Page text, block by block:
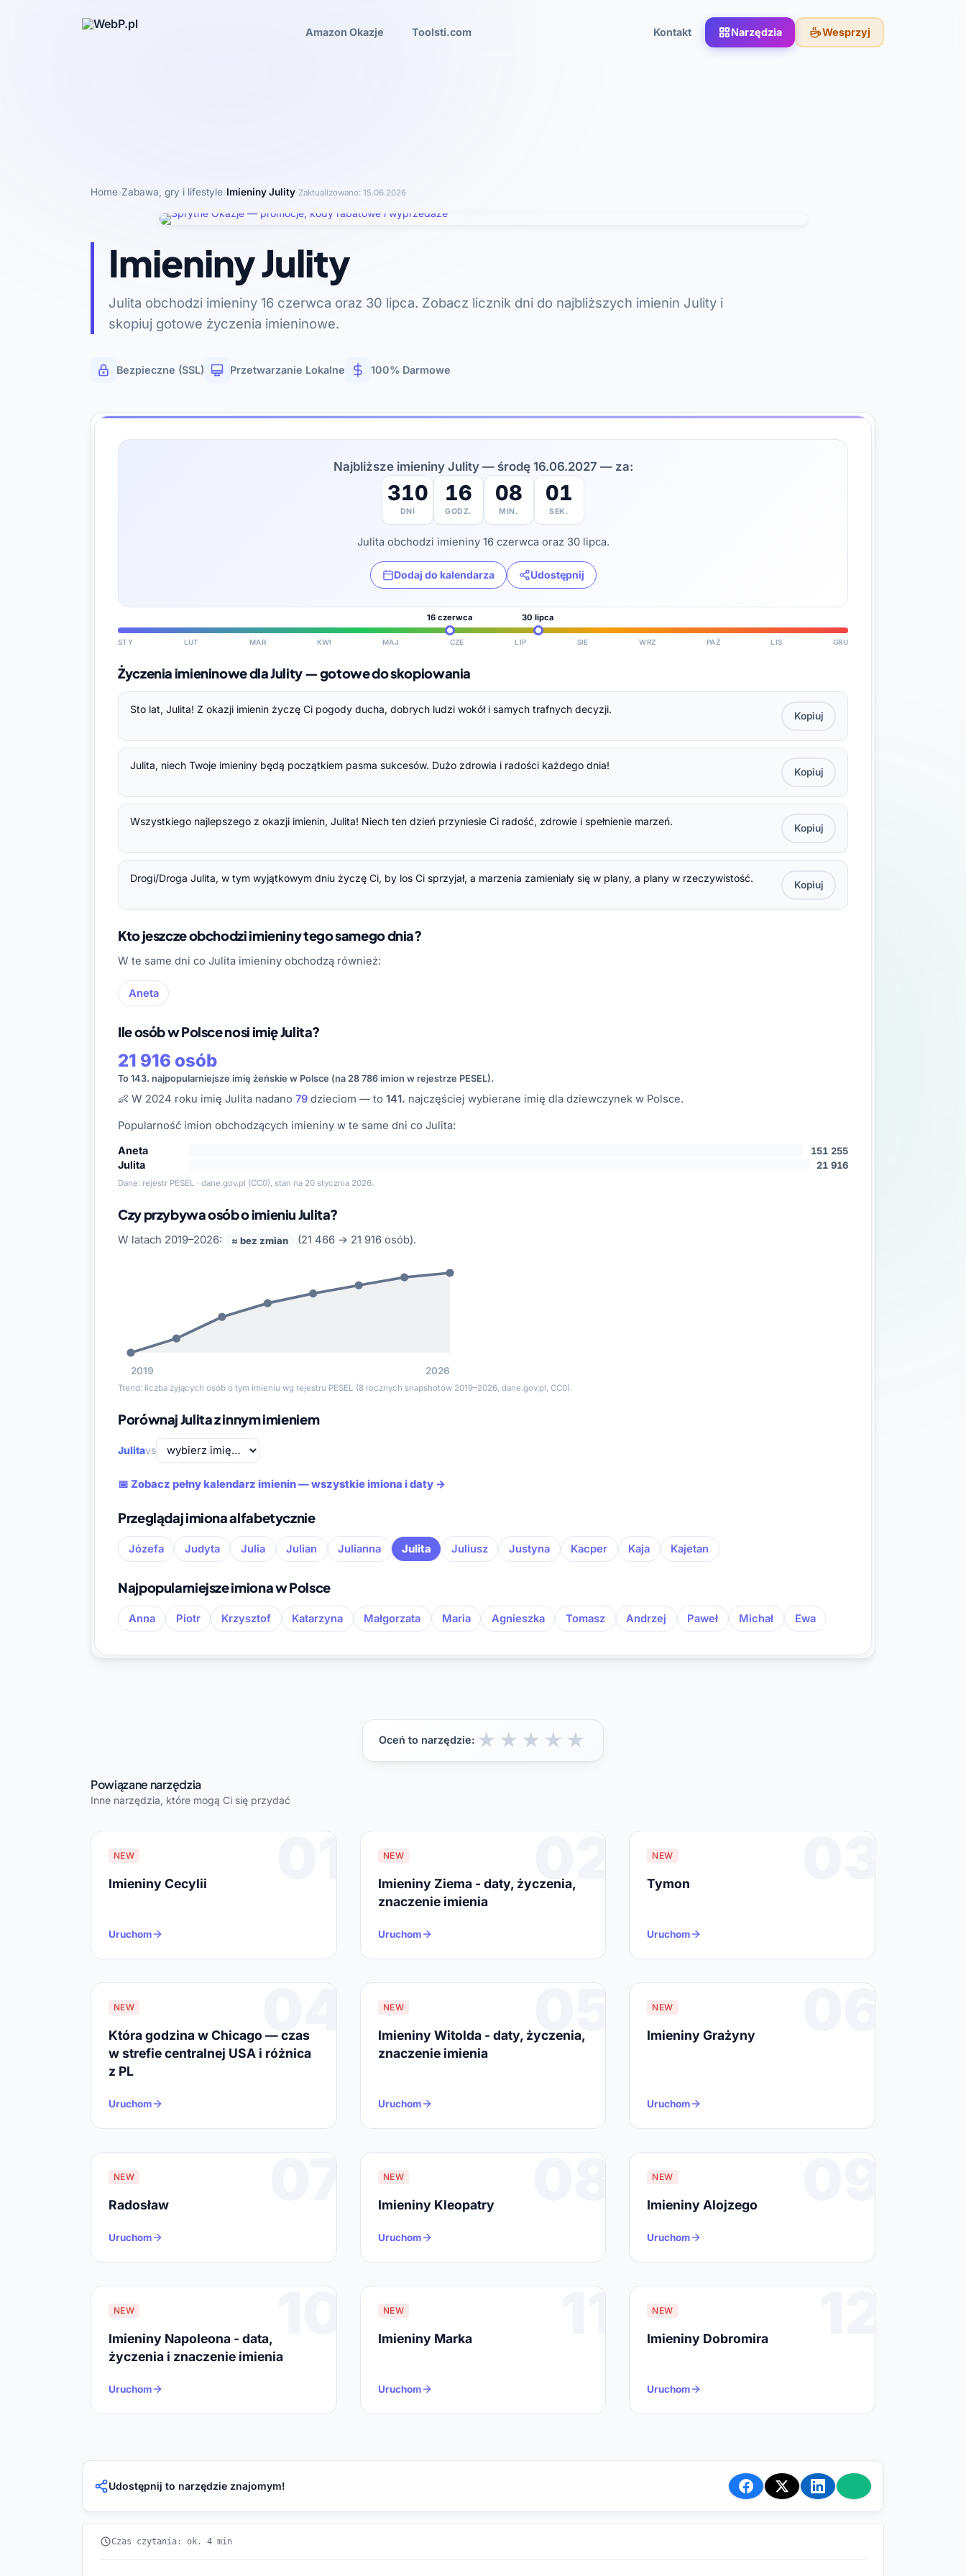
Amazon Okazje Toolsti.com Kontakt Narzędzia Wesprzyj
Home›Zabawa, gry i lifestyle›Imieniny Julity·Zaktualizowano: 15.06.2026
Imieniny Julity
Julita obchodzi imieniny 16 czerwca oraz 30 lipca. Zobacz licznik dni do najbliższych imienin Julity i
skopiuj gotowe życzenia imieninowe.
Bezpieczne (SSL) Przetwarzanie Lokalne 100% Darmowe
Najbliższe imieniny Julity — środę 16.06.2027 — za:
310
DNI
16
GODZ.
07
MIN.
59
SEK.
Julita obchodzi imieniny 16 czerwca oraz 30 lipca.
Dodaj do kalendarza Udostępnij
16 czerwca 30 lipca
STY LUT MAR KWI MAJ CZE LIP SIE WRZ PAŹ LIS GRU
Życzenia imieninowe dla Julity — gotowe do skopiowania
Sto lat, Julita! Z okazji imienin życzę Ci pogody ducha, dobrych ludzi wokół i samych trafnych decyzji.
Kopiuj
Julita, niech Twoje imieniny będą początkiem pasma sukcesów. Dużo zdrowia i radości każdego dnia!
Kopiuj
Wszystkiego najlepszego z okazji imienin, Julita! Niech ten dzień przyniesie Ci radość, zdrowie i spełnienie marzeń.
Kopiuj
Drogi/Droga Julita, w tym wyjątkowym dniu życzę Ci, by los Ci sprzyjał, a marzenia zamieniały się w plany, a plany w rzeczywistość.
Kopiuj
Kto jeszcze obchodzi imieniny tego samego dnia?
W te same dni co Julita imieniny obchodzą również:
Aneta
Ile osób w Polsce nosi imię Julita?
21 916 osób
To 143. najpopularniejsze imię żeńskie w Polsce (na 28 786 imion w rejestrze PESEL).
👶 W 2024 roku imię Julita nadano 79 dzieciom — to 141. najczęściej wybierane imię dla dziewczynek w Polsce.
Popularność imion obchodzących imieniny w te same dni co Julita:
Aneta 151 255
Julita 21 916
Dane: rejestr PESEL · dane.gov.pl (CC0), stan na 20 stycznia 2026.
Czy przybywa osób o imieniu Julita?
W latach 2019–2026: ≈ bez zmian (21 466 → 21 916 osób).
2019 2026
Trend: liczba żyjących osób o tym imieniu wg rejestru PESEL (8 rocznych snapshotów 2019–2026, dane.gov.pl, CC0).
Porównaj Julita z innym imieniem
Julitavs
📅 Zobacz pełny kalendarz imienin — wszystkie imiona i daty →
Przeglądaj imiona alfabetycznie
Józefa Judyta Julia Julian Julianna Julita Juliusz Justyna Kacper Kaja Kajetan
Najpopularniejsze imiona w Polsce
Anna Piotr Krzysztof Katarzyna Małgorzata Maria Agnieszka Tomasz Andrzej Paweł Michał Ewa
Oceń to narzędzie: ★
★
★
★
★
Powiązane narzędzia
Inne narzędzia, które mogą Ci się przydać
01
NEW
Imieniny Cecylii
Uruchom
02
NEW
Imieniny Ziema - daty, życzenia,
znaczenie imienia
Uruchom
03
NEW
Tymon
Uruchom
04
NEW
Która godzina w Chicago — czas
w strefie centralnej USA i różnica
z PL
Uruchom
05
NEW
Imieniny Witolda - daty, życzenia,
znaczenie imienia
Uruchom
06
NEW
Imieniny Grażyny
Uruchom
07
NEW
Radosław
Uruchom
08
NEW
Imieniny Kleopatry
Uruchom
09
NEW
Imieniny Alojzego
Uruchom
10
NEW
Imieniny Napoleona - data,
życzenia i znaczenie imienia
Uruchom
11
NEW
Imieniny Marka
Uruchom
12
NEW
Imieniny Dobromira
Uruchom
Udostępnij to narzędzie znajomym!
Czas czytania: ok. 4 min